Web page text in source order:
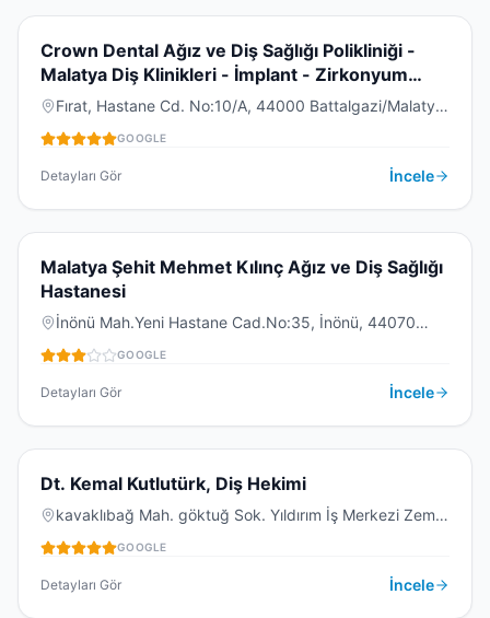
C
DIŞ KLINIĞI
4.7
Crown Dental Ağız ve Diş Sağlığı Polikliniği -
Malatya Diş Klinikleri - İmplant - Zirkonyum
Kaplama - Lamine Diş
Fırat, Hastane Cd. No:10/A, 44000 Battalgazi/Malatya,
Türkiye
GOOGLE
Detayları Gör İncele
M
DIŞ KLINIĞI
3.1 ( 194
Malatya Şehit Mehmet Kılınç Ağız ve Diş Sağlığı
Hastanesi
İnönü Mah.Yeni Hastane Cad.No:35, İnönü, 44070
Yeşilyurt/Malatya, Türkiye
GOOGLE
Detayları Gör İncele
D
DIŞ KLINIĞI
Dt. Kemal Kutlutürk, Diş Hekimi
kavaklıbağ Mah. göktuğ Sok. Yıldırım İş Merkezi Zemin
Kat No:11, Kavaklıbağ, 44100 Battalgazi/Malatya,
Türkiye
GOOGLE
Detayları Gör İncele